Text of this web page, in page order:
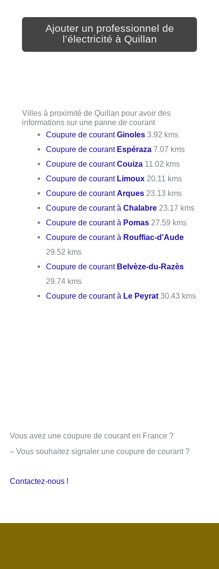
Ajouter un professionnel de
l’électricité à Quillan
Villes à proximité de Quillan pour avoir des
informations sur une panne de courant
Coupure de courantGinoles 3.92 kms
Coupure de courant Espéraza 7.07 kms
Coupure de courantCouiza 11.02 kms
Coupure de courant Limoux 20.11 kms
Coupure de courantArques 23.13 kms
Coupure de courant àChalabre 23.17 kms
Coupure de courant à Pomas 27.59 kms
Coupure de courant à Rouffiac-d'Aude
29.52 kms
Coupure de courant Belvèze-du-Razès
29.74 kms
Coupure de courant à Le Peyrat 30.43 kms
Vous avez une coupure de courant en France ?
– Vous souhaitez signaler une coupure de courant ?
Contactez-nous !